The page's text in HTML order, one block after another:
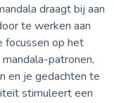
draagt bij aan
te werken aan
focussen op het
patronen,
en je gedachten te
stimuleert een